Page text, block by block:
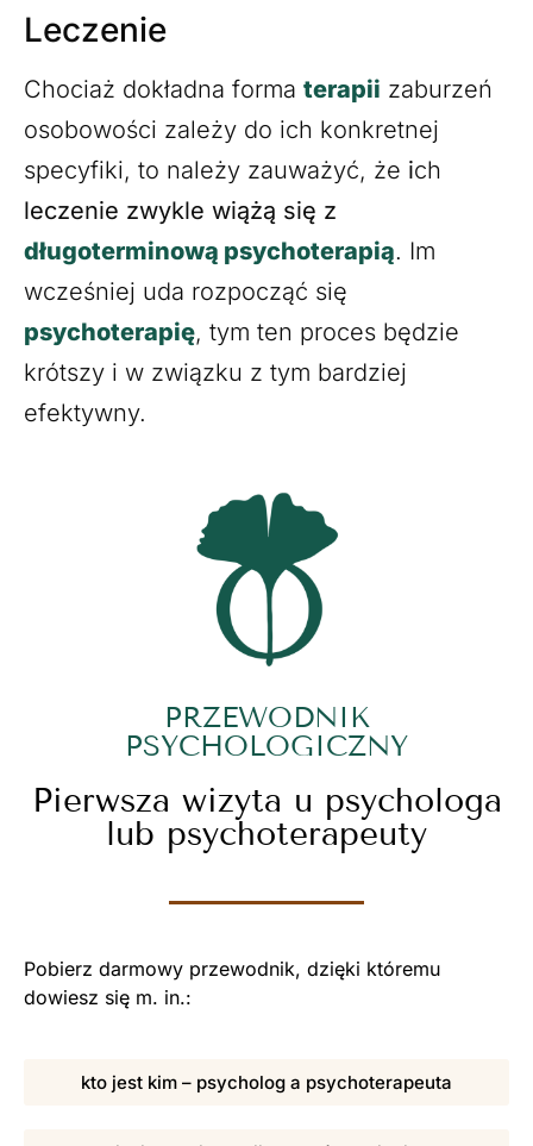
Leczenie
Chociaż dokładna forma terapii zaburzeń
osobowości zależy do ich konkretnej
specyfiki, to należy zauważyć, że ich
leczenie zwykle wiążą się z
długoterminową psychoterapią. Im
wcześniej uda rozpocząć się
psychoterapię, tym ten proces będzie
krótszy i w związku z tym bardziej
efektywny.
PRZEWODNIK
PSYCHOLOGICZNY
Pierwsza wizyta u psychologa
lub psychoterapeuty
Pobierz darmowy przewodnik, dzięki któremu
dowiesz się m. in.:
kto jest kim – psycholog a psychoterapeuta